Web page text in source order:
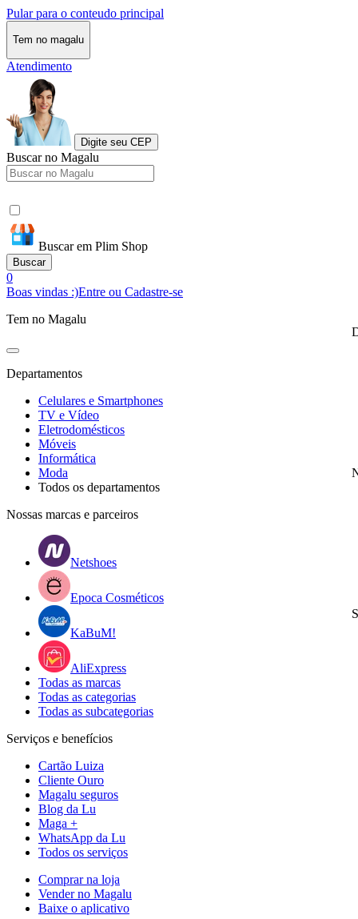
Pular para o conteudo principal
Tem no magalu
Atendimento
Digite seu CEP
Buscar no Magalu
Buscar em Plim Shop
Buscar
0
Boas vindas :)Entre ou Cadastre-se
Tem no Magalu
Departamentos
Celulares e Smartphones
TV e Vídeo
Eletrodomésticos
Móveis
Informática
Moda
Todos os departamentos
Nossas marcas e parceiros
Netshoes
Epoca Cosméticos
KaBuM!
AliExpress
Todas as marcas
Todas as categorias
Todas as subcategorias
Serviços e benefícios
Cartão Luiza
Cliente Ouro
Magalu seguros
Blog da Lu
Maga +
WhatsApp da Lu
Todos os serviços
Comprar na loja
Vender no Magalu
Baixe o aplicativo